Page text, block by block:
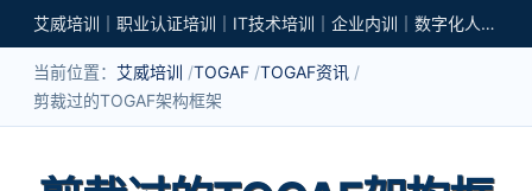
艾威培训｜职业认证培训｜IT技术培训｜企业内训｜数字化人才培养
当前位置： 艾威培训 TOGAF TOGAF资讯
剪裁过的TOGAF架构框架